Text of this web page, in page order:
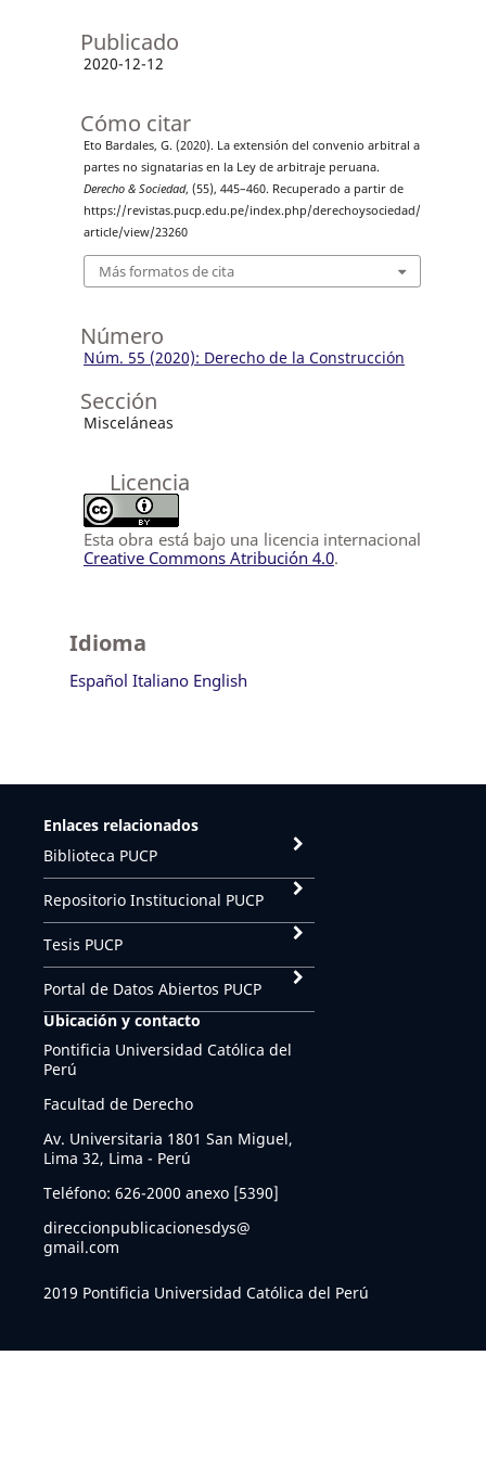
Publicado
2020-12-12
Cómo citar
Eto Bardales, G. (2020). La extensión del convenio arbitral a
partes no signatarias en la Ley de arbitraje peruana.
Derecho & Sociedad, (55), 445–460. Recuperado a partir de
https://revistas.pucp.edu.pe/index.php/derechoysociedad/
article/view/23260
Más formatos de cita
Número
Núm. 55 (2020): Derecho de la Construcción
Sección
Misceláneas
Licencia
Esta obra está bajo una licencia internacional
Creative Commons Atribución 4.0.
Idioma
Español Italiano English
Enlaces relacionados
Biblioteca PUCP
Repositorio Institucional PUCP
Tesis PUCP
Portal de Datos Abiertos PUCP
Ubicación y contacto
Pontificia Universidad Católica del
Perú
Facultad de Derecho
Av. Universitaria 1801 San Miguel,
Lima 32, Lima - Perú
Teléfono: 626-2000 anexo [5390]
direccionpublicacionesdys@
gmail.com
2019 Pontificia Universidad Católica del Perú